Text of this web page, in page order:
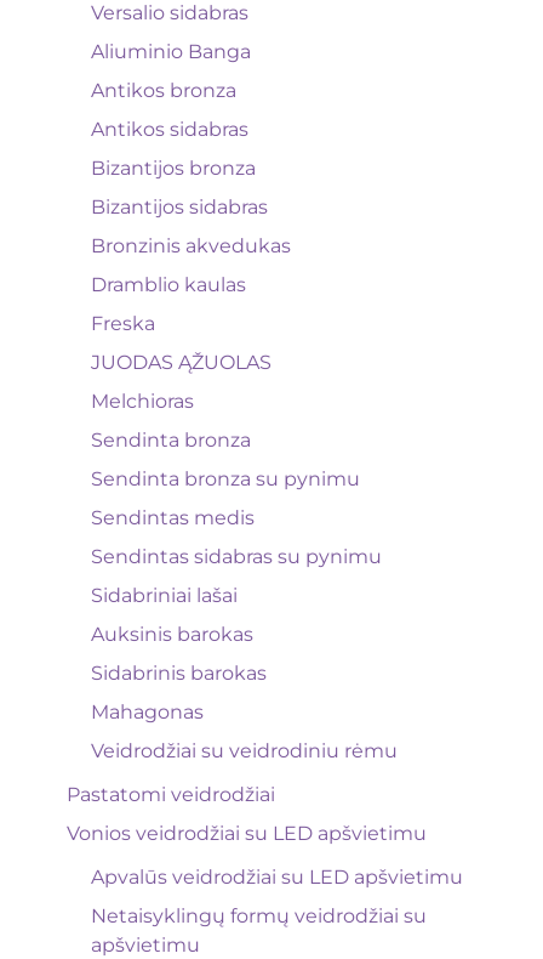
Versalio sidabras
Aliuminio Banga
Antikos bronza
Antikos sidabras
Bizantijos bronza
Bizantijos sidabras
Bronzinis akvedukas
Dramblio kaulas
Freska
JUODAS ĄŽUOLAS
Melchioras
Sendinta bronza
Sendinta bronza su pynimu
Sendintas medis
Sendintas sidabras su pynimu
Sidabriniai lašai
Auksinis barokas
Sidabrinis barokas
Mahagonas
Veidrodžiai su veidrodiniu rėmu
Pastatomi veidrodžiai
Vonios veidrodžiai su LED apšvietimu
Apvalūs veidrodžiai su LED apšvietimu
Netaisyklingų formų veidrodžiai su
apšvietimu